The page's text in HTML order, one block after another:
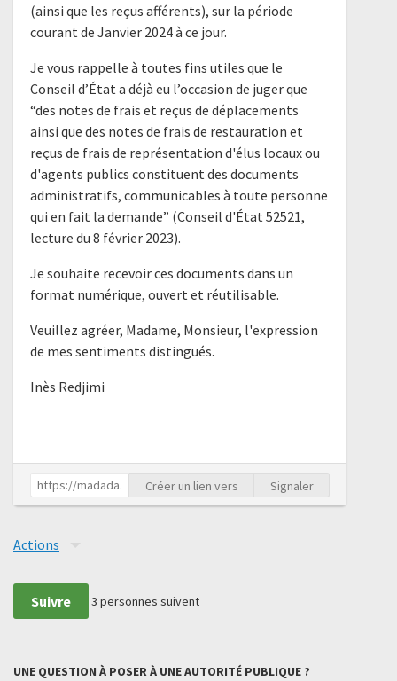
(ainsi que les reçus afférents), sur la période
courant de Janvier 2024 à ce jour.
Je vous rappelle à toutes fins utiles que le
Conseil d’État a déjà eu l’occasion de juger que
“des notes de frais et reçus de déplacements
ainsi que des notes de frais de restauration et
reçus de frais de représentation d'élus locaux ou
d'agents publics constituent des documents
administratifs, communicables à toute personne
qui en fait la demande” (Conseil d'État 52521,
lecture du 8 février 2023).
Je souhaite recevoir ces documents dans un
format numérique, ouvert et réutilisable.
Veuillez agréer, Madame, Monsieur, l'expression
de mes sentiments distingués.
Inès Redjimi
Créer un lien vers Signaler
Actions
Suivre 3 personnes suivent
UNE QUESTION À POSER À UNE AUTORITÉ PUBLIQUE ?